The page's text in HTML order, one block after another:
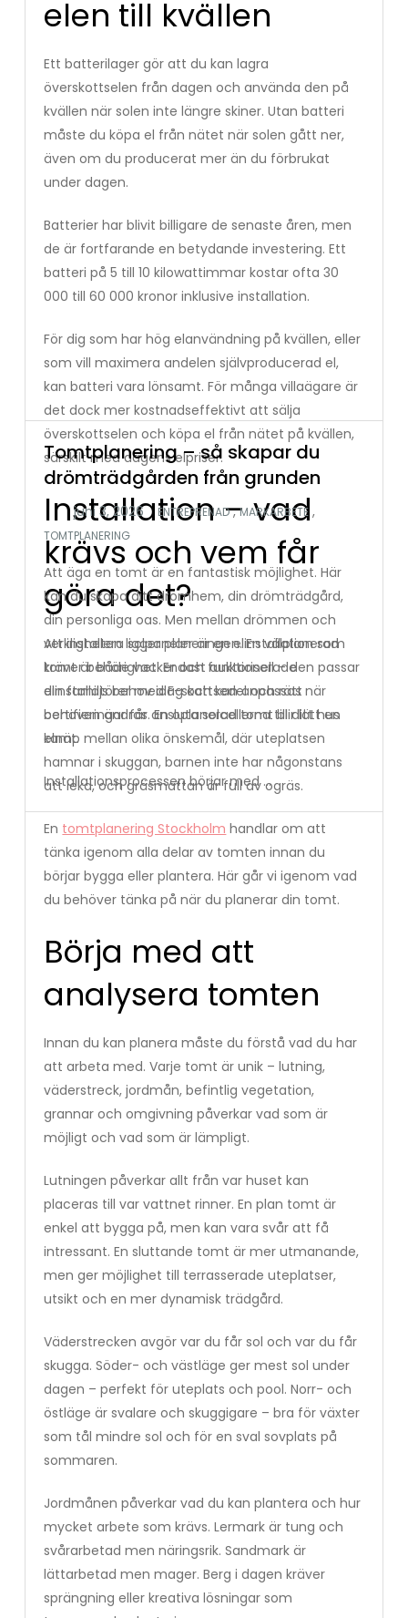
elen till kvällen
Ett batterilager gör att du kan lagra
överskottselen från dagen och använda den på
kvällen när solen inte längre skiner. Utan batteri
måste du köpa el från nätet när solen gått ner,
även om du producerat mer än du förbrukat
under dagen.
Batterier har blivit billigare de senaste åren, men
de är fortfarande en betydande investering. Ett
batteri på 5 till 10 kilowattimmar kostar ofta 30
000 till 60 000 kronor inklusive installation.
För dig som har hög elanvändning på kvällen, eller
som vill maximera andelen självproducerad el,
kan batteri vara lönsamt. För många villaägare är
det dock mer kostnadseffektivt att sälja
överskottselen och köpa el från nätet på kvällen,
särskilt med dagens elpriser.
Installation – vad
krävs och vem får
göra det?
Att installera solpaneler är en elinstallation som
kräver behörighet. Endast auktoriserade
elinstallatörer med F-skattsedel och rätt
certifieringar får ansluta solcellerna till ditt hus
elnät.
Installationsprocessen börjar med …
Tomtplanering – så skapar du
drömträdgården från grunden
ENTREPRENAD,MARKARBETE ,
TOMTPLANERING
Att äga en tomt är en fantastisk möjlighet. Här
kan du skapa ditt drömhem, din drömträdgård,
din personliga oas. Men mellan drömmen och
verkligheten ligger planeringen. En välplanerad
tomt är både vacker och funktionell – den passar
din familjs behov idag och kan anpassas när
behoven ändras. En oplanerad tomt blir lätt en
kamp mellan olika önskemål, där uteplatsen
hamnar i skuggan, barnen inte har någonstans
att leka, och gräsmattan är full av ogräs.
En tomtplanering Stockholm handlar om att
tänka igenom alla delar av tomten innan du
börjar bygga eller plantera. Här går vi igenom vad
du behöver tänka på när du planerar din tomt.
Börja med att
analysera tomten
Innan du kan planera måste du förstå vad du har
att arbeta med. Varje tomt är unik – lutning,
väderstreck, jordmån, befintlig vegetation,
grannar och omgivning påverkar vad som är
möjligt och vad som är lämpligt.
Lutningen påverkar allt från var huset kan
placeras till var vattnet rinner. En plan tomt är
enkel att bygga på, men kan vara svår att få
intressant. En sluttande tomt är mer utmanande,
men ger möjlighet till terrasserade uteplatser,
utsikt och en mer dynamisk trädgård.
Väderstrecken avgör var du får sol och var du får
skugga. Söder- och västläge ger mest sol under
dagen – perfekt för uteplats och pool. Norr- och
östläge är svalare och skuggigare – bra för växter
som tål mindre sol och för en sval sovplats på
sommaren.
Jordmånen påverkar vad du kan plantera och hur
mycket arbete som krävs. Lermark är tung och
svårarbetad men näringsrik. Sandmark är
lättarbetad men mager. Berg i dagen kräver
sprängning eller kreativa lösningar som